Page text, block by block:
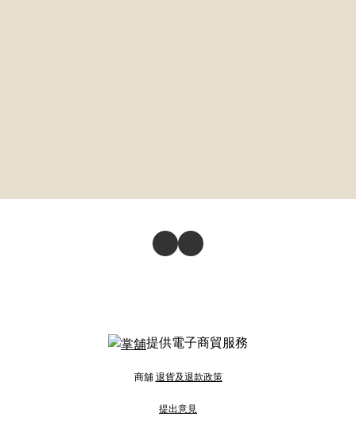
提供電子商貿服務
商舖 退貨及退款政策
提出意見